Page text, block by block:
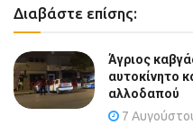
Διαβάστε επίσης:
Άγριος
αυτοκίνητο
αλλοδαπού
7